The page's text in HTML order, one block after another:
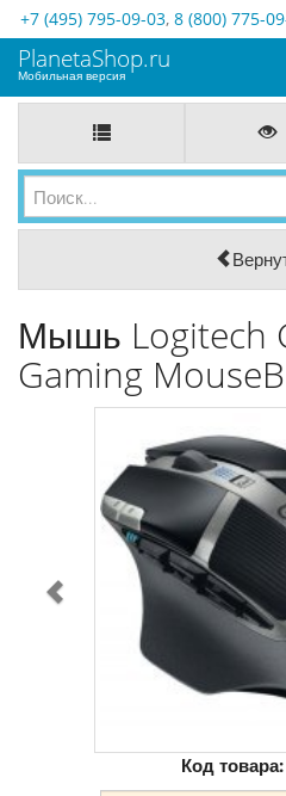
+7 (495) 795-09-03, 8 (800) 775-
PlanetaShop.ru
Мобильная версия
Мышь Logitech
Gaming
Код товара: